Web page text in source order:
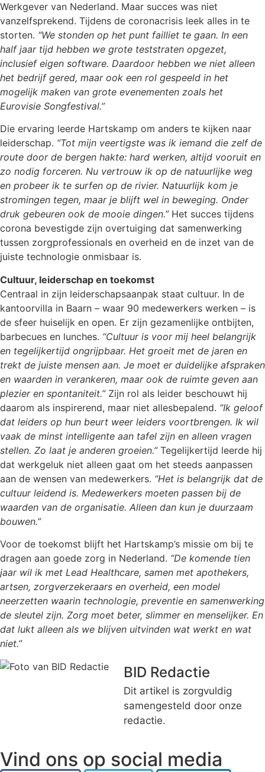
Werkgever van Nederland. Maar succes was niet
vanzelfsprekend. Tijdens de coronacrisis leek alles in te
storten. “We stonden op het punt failliet te gaan. In een
half jaar tijd hebben we grote teststraten opgezet,
inclusief eigen software. Daardoor hebben we niet alleen
het bedrijf gered, maar ook een rol gespeeld in het
mogelijk maken van grote evenementen zoals het
Eurovisie Songfestival.”
Die ervaring leerde Hartskamp om anders te kijken naar
leiderschap. “Tot mijn veertigste was ik iemand die zelf de
route door de bergen hakte: hard werken, altijd vooruit en
zo nodig forceren. Nu vertrouw ik op de natuurlijke weg
en probeer ik te surfen op de rivier. Natuurlijk kom je
stromingen tegen, maar je blijft wel in beweging. Onder
druk gebeuren ook de mooie dingen.”Het succes tijdens
corona bevestigde zijn overtuiging dat samenwerking
tussen zorgprofessionals en overheid en de inzet van de
juiste technologie onmisbaar is.
Cultuur, leiderschap en toekomst
Centraal in zijn leiderschapsaanpak staat cultuur. In de
kantoorvilla in Baarn – waar 90 medewerkers werken – is
de sfeer huiselijk en open. Er zijn gezamenlijke ontbijten,
barbecues en lunches. “Cultuur is voor mij heel belangrijk
en tegelijkertijd ongrijpbaar. Het groeit met de jaren en
trekt de juiste mensen aan. Je moet er duidelijke afspraken
en waarden in verankeren, maar ook de ruimte geven aan
plezier en spontaniteit.”Zijn rol als leider beschouwt hij
daarom als inspirerend, maar niet allesbepalend. “Ik geloof
dat leiders op hun beurt weer leiders voortbrengen. Ik wil
vaak de minst intelligente aan tafel zijn en alleen vragen
stellen. Zo laat je anderen groeien.”Tegelijkertijd leerde hij
dat werkgeluk niet alleen gaat om het steeds aanpassen
aan de wensen van medewerkers. “Het is belangrijk dat de
cultuur leidend is. Medewerkers moeten passen bij de
waarden van de organisatie. Alleen dan kun je duurzaam
bouwen.”
Voor de toekomst blijft het Hartskamp’s missie om bij te
dragen aan goede zorg in Nederland. “De komende tien
jaar wil ik met Lead Healthcare, samen met apothekers,
artsen, zorgverzekeraars en overheid, een model
neerzetten waarin technologie, preventie en samenwerking
de sleutel zijn. Zorg moet beter, slimmer en menselijker. En
dat lukt alleen als we blijven uitvinden wat werkt en wat
niet.”
BID Redactie
Dit artikel is zorgvuldig
samengesteld door onze
redactie.
Vind ons op social media